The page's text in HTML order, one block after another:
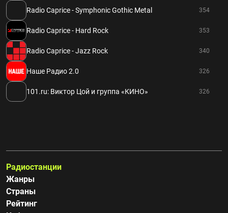
Radio Caprice - Symphonic Gothic Metal 354
Radio Caprice - Hard Rock 353
Radio Caprice - Jazz Rock 340
Наше Радио 2.0 326
101.ru: Виктор Цой и группа «КИНО» 326
Радиостанции
Жанры
Страны
Рейтинг